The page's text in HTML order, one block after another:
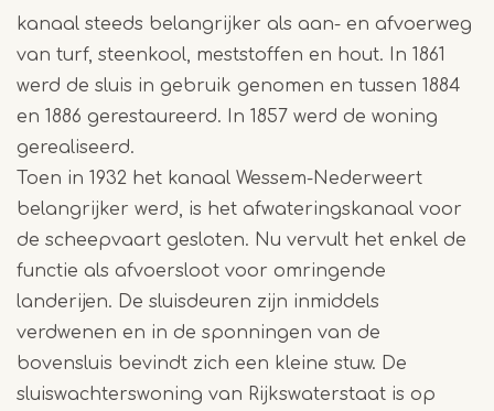
kanaal steeds belangrijker als aan- en afvoerweg
van turf, steenkool, meststoffen en hout. In 1861
werd de sluis in gebruik genomen en tussen 1884
en 1886 gerestaureerd. In 1857 werd de woning
gerealiseerd.
Toen in 1932 het kanaal Wessem-Nederweert
belangrijker werd, is het afwateringskanaal voor
de scheepvaart gesloten. Nu vervult het enkel de
functie als afvoersloot voor omringende
landerijen. De sluisdeuren zijn inmiddels
verdwenen en in de sponningen van de
bovensluis bevindt zich een kleine stuw. De
sluiswachterswoning van Rijkswaterstaat is op